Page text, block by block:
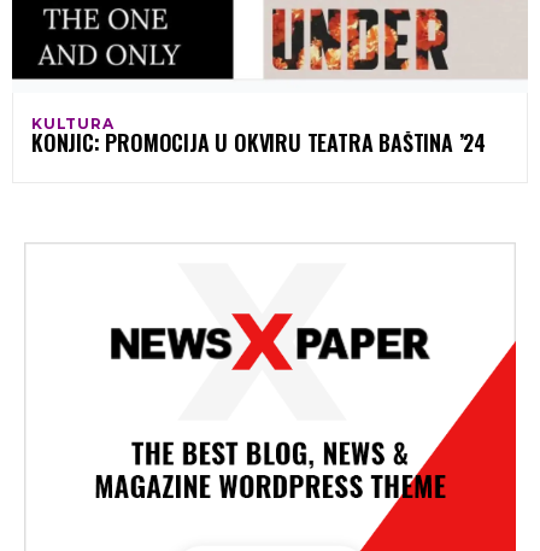
KULTURA
KONJIC: PROMOCIJA U OKVIRU TEATRA BAŠTINA ’24